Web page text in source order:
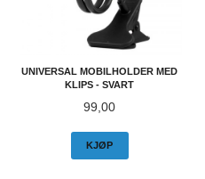
UNIVERSAL MOBILHOLDER MED
KLIPS - SVART
Pris
99,00
KJØP